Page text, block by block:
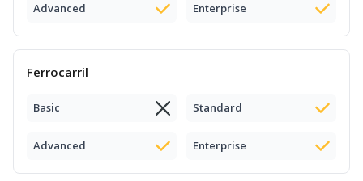
Advanced Enterprise
Ferrocarril
Basic Standard
Advanced Enterprise